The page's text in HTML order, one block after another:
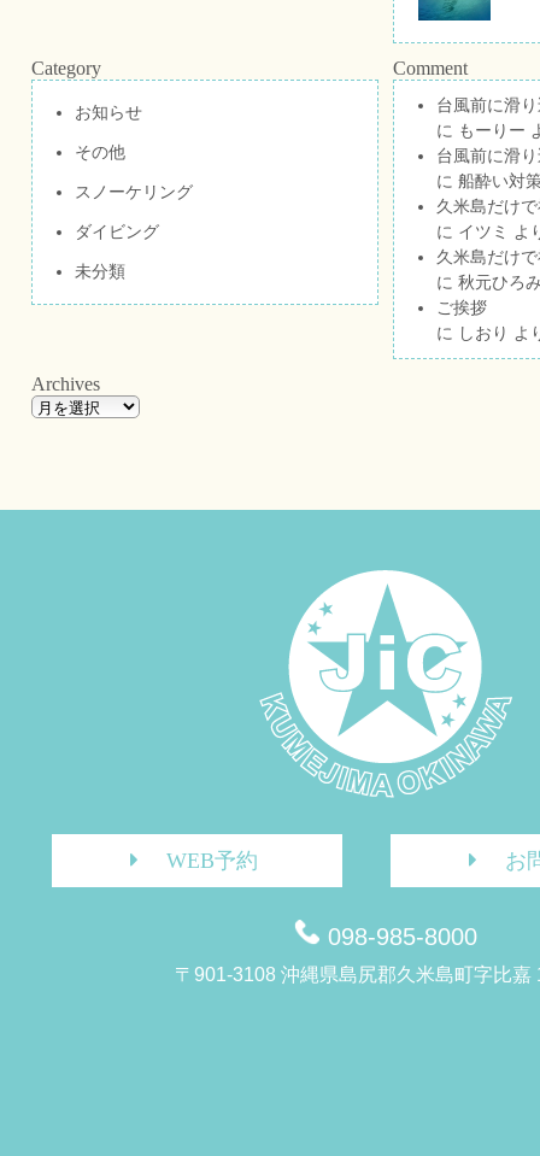
Category
お知らせ
その他
スノーケリング
ダイビング
未分類
Comment
台風前に滑
に もーりー
台風前に滑
に 船酔い対
久米島だけ
に イツミ
よ
久米島だけ
に 秋元ひろ
ご挨拶
に しおり よ
Archives
WEB予約 お
098-985-8000
〒901-3108 沖縄県島尻郡久米島町字比嘉